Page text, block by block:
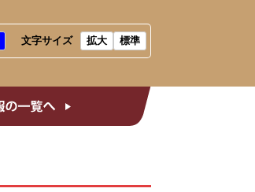
文字サイズ 拡大 標準